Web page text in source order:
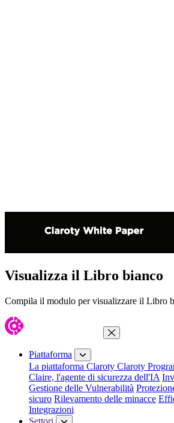
Visualizza il Libro bianco
Compila il modulo per visualizzare il Libro
Chiudi menu
Piattaforma
La piattaforma Claroty Claroty
Claire, l'agente di sicurezza dell'IA
Gestione delle Vulnerabilità
sicuro Rilevamento delle minacce
Integrazioni